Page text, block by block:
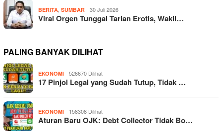
BERITA SUMBAR 30 Juli 2026
Viral Orgen Tunggal Tarian Erotis, Wakil…
PALING BANYAK DILIHAT
EKONOMI 526670 Dilihat
17 Pinjol Legal yang Sudah Tutup, Tidak …
EKONOMI 158308 Dilihat
Aturan Baru OJK: Debt Collector Tidak Bo…